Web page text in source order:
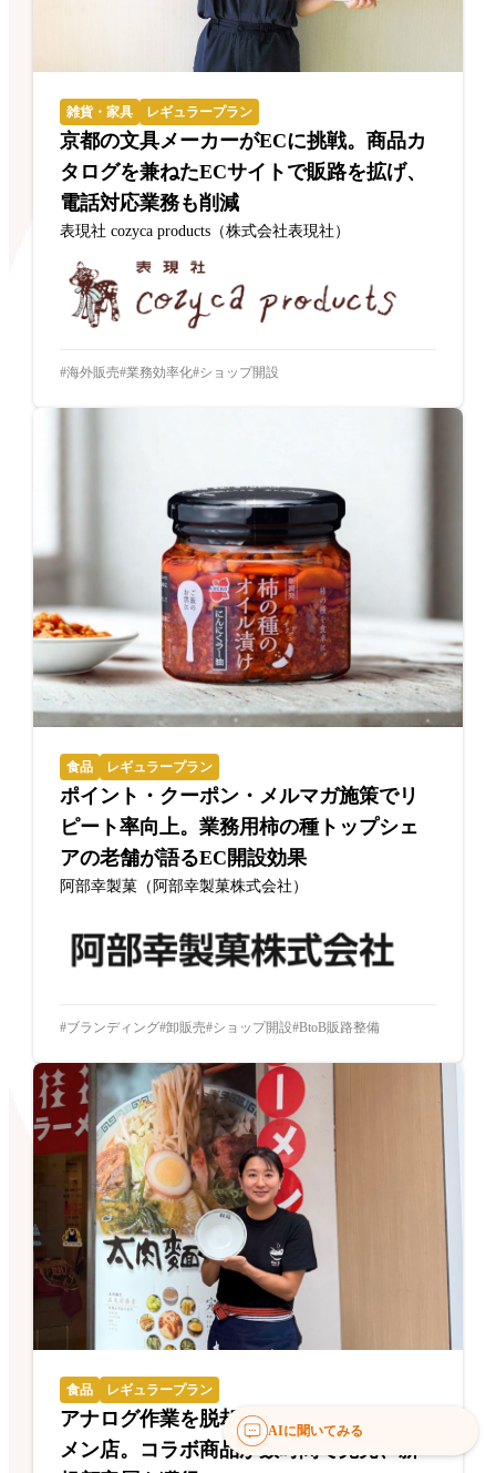
雑貨・家具 レギュラープラン
京都の文具メーカーがECに挑戦。商品カ
タログを兼ねたECサイトで販路を拡げ、
電話対応業務も削減
表現社 cozyca products（株式会社表現社）
海外販売 業務効率化 ショップ開設
食品 レギュラープラン
ポイント・クーポン・メルマガ施策でリ
ピート率向上。業務用柿の種トップシェ
アの老舗が語るEC開設効果
阿部幸製菓（阿部幸製菓株式会社）
ブランディング 卸販売 ショップ開設 BtoB販路整備
食品 レギュラープラン
アナログ作業を脱却した創業70年のラー
メン店。コラボ商品が数時間で完売、新
AIに聞いてみる